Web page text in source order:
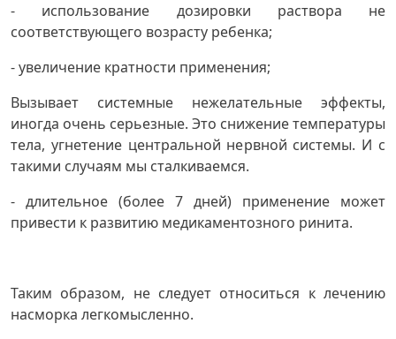
- использование дозировки раствора не
соответствующего возрасту ребенка;
- увеличение кратности применения;
Вызывает системные нежелательные эффекты,
иногда очень серьезные. Это снижение температуры
тела, угнетение центральной нервной системы. И с
такими случаям мы сталкиваемся.
- длительное (более 7 дней) применение может
привести к развитию медикаментозного ринита.
Таким образом, не следует относиться к лечению
насморка легкомысленно.